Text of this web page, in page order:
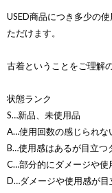
USED商品につき多少の
ただけます。
古着ということをご理解
状態ランク
S…新品、未使用品
A…使用回数の感じられな
B…使用感はあるが目立つ
C…部分的にダメージや使
D…ダメージや使用感が目